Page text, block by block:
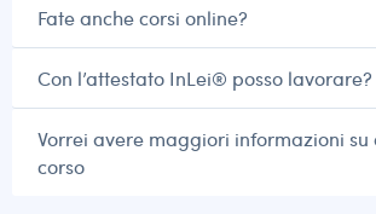
Fate anche corsi online?
Con l’attestato InLei® posso lavorare?
Vorrei avere maggiori informazioni su
corso